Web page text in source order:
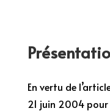
En vertu de
21 juin 2004 pour